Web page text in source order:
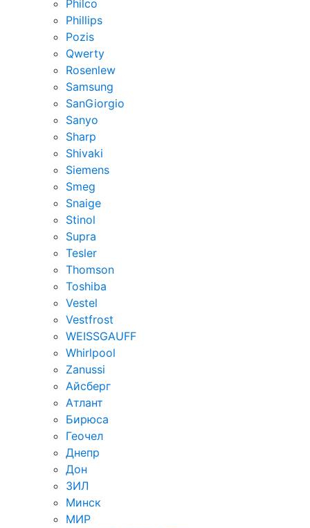
Philco
Phillips
Pozis
Qwerty
Rosenlew
Samsung
SanGiorgio
Sanyo
Sharp
Shivaki
Siemens
Smeg
Snaige
Stinol
Supra
Tesler
Thomson
Toshiba
Vestel
Vestfrost
WEISSGAUFF
Whirlpool
Zanussi
Айсберг
Атлант
Бирюса
Геочел
Днепр
Дон
ЗИЛ
Минск
МИР